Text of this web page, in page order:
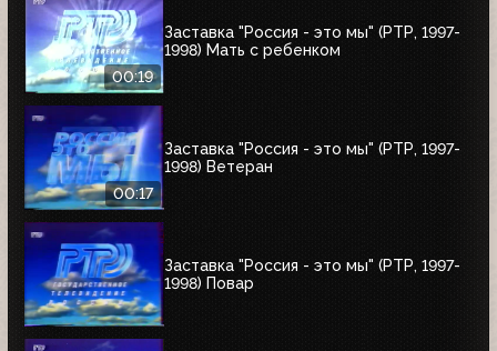
00:19
Заставка "Россия - это мы" (РТР, 1997-
1998) Мать с ребенком
00:17
Заставка "Россия - это мы" (РТР, 1997-
1998) Ветеран
Заставка "Россия - это мы" (РТР, 1997-
1998) Повар